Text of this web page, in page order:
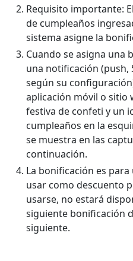
Requisito importante:
de cumpleaños
sistema asigne la
Cuando se asigna una
una notificación (push,
según su
aplicación móvil o sitio
festiva de confeti y un
cumpleaños en la
se muestra en las
continuación.
La bonificación es
usar como descuento
usarse, no estará
siguiente bonificación
siguiente.